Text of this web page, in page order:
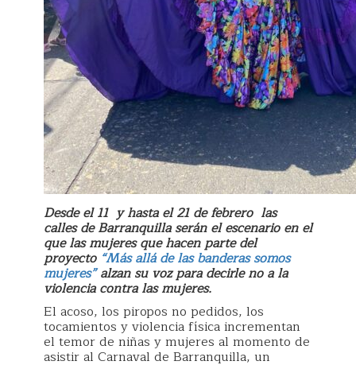
Desde el 11 y hasta el 21 de febrero las
calles de Barranquilla serán el escenario en el
que las mujeres que hacen parte del
proyecto “Más allá de las banderas somos
mujeres”alzan su voz para decirle no a la
violencia contra las mujeres.
El acoso, los piropos no pedidos, los
tocamientos y violencia física incrementan
el temor de niñas y mujeres al momento de
asistir al Carnaval de Barranquilla, un